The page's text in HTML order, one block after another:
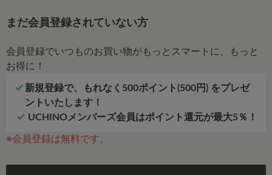
まだ会員登録されていない方
会員登録でいつものお買い物がもっとスマートに、もっと
お得に！
新規登録で、もれなく500ポイント(500円) をプレゼ
ントいたします！
UCHINOメンバーズ会員はポイント還元が最大5％！
※会員登録は無料です。